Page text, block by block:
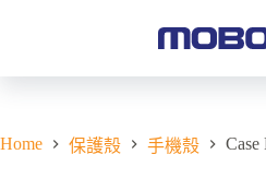
Home 保護殼 手機殼 Case